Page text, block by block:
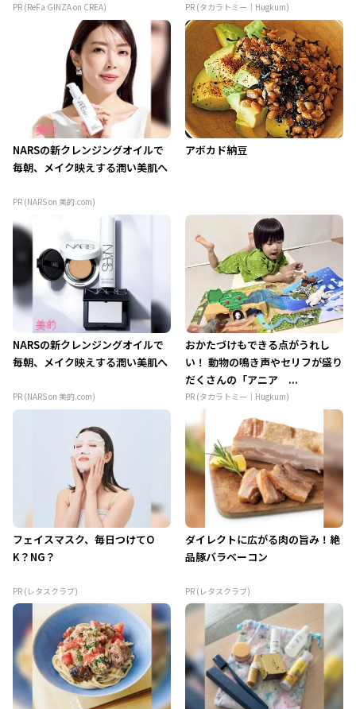
PR (ReFa GINZA on CREA) PR (タカラトミー｜Hugkum)
NARSの新クレンジングオイルで
毎朝、メイク映えする潤い美肌へ
PR (NARS on 美的.com)
アボカド納豆
NARSの新クレンジングオイルで
毎朝、メイク映えする潤い美肌へ
PR (NARS on 美的.com)
おかたづけもできる点がうれし
い！ 動物の鳴き声やセリフが盛り
だくさんの「アニア ...
PR (タカラトミー｜Hugkum)
フェイスマスク、毎日つけてO
K？NG？
PR (レタスクラブ)
ダイレクトに広がる肉の旨み！絶
品豚バラベーコン
PR (レタスクラブ)